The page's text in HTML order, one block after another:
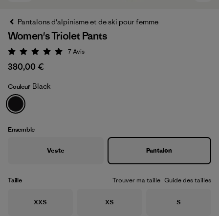
Black
Pantalons d'alpinisme et de ski pour femme
Women's Triolet Pants
Évaluation: 5 / 5
7Avis
380,00 €
Couleur Black
Ensemble
Veste Pantalon
Taille Trouver ma taille Guide des tailles
Taille
XXS Taille
XS Taille
S